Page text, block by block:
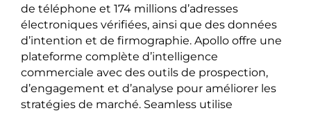
de téléphone et 174 millions d’adresses
électroniques vérifiées, ainsi que des données
d’intention et de firmographie. Apollo offre une
plateforme complète d’intelligence
commerciale avec des outils de prospection,
d’engagement et d’analyse pour améliorer les
stratégies de marché. Seamless utilise